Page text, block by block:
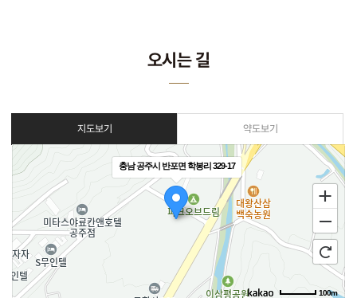
오시는 길
지도보기 약도보기
충남 공주시 반포면 학봉리 329-17
100m